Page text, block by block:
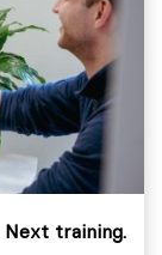
Next training.